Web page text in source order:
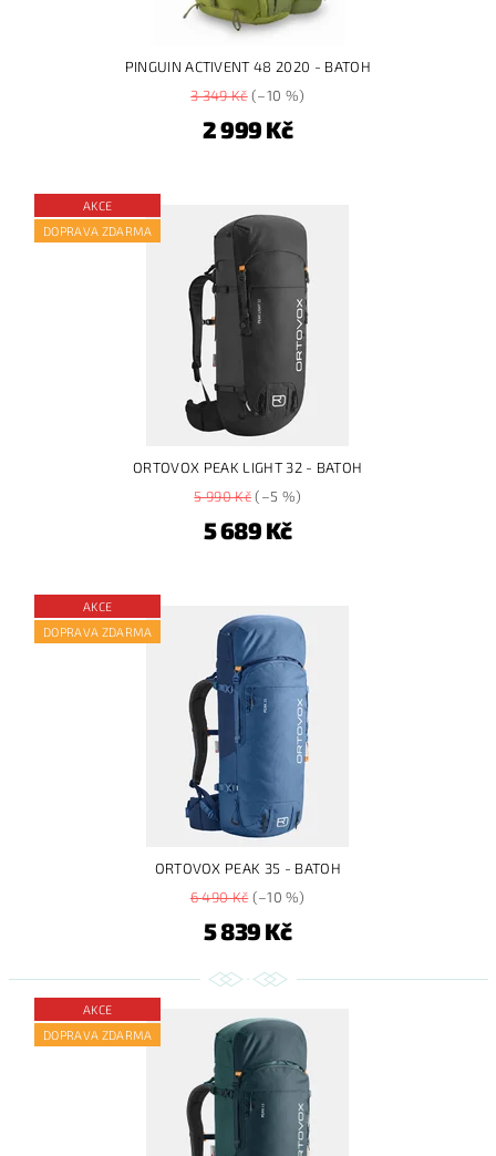
PINGUIN ACTIVENT 48 2020 - BATOH
3 349 Kč(–10 %)
2 999 Kč
AKCE
DOPRAVA ZDARMA
ORTOVOX PEAK LIGHT 32 - BATOH
5 990 Kč(–5 %)
5 689 Kč
AKCE
DOPRAVA ZDARMA
ORTOVOX PEAK 35 - BATOH
6 490 Kč(–10 %)
5 839 Kč
AKCE
DOPRAVA ZDARMA